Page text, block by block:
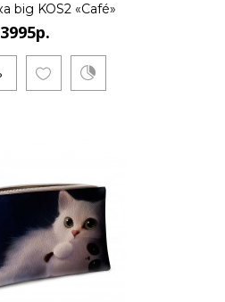
big KOS2 «Café»
3995р.